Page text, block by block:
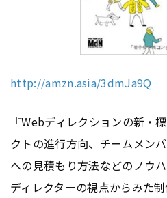
http://amzn.asia/3dmJa9Q
『Webディレクションの新・
クトの進行方向、チームメン
への見積もり方法などのノウ
ディレクターの視点からみた